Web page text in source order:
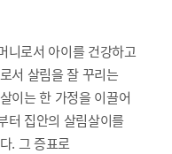
니로서 아이를 건강하고
서 살림을 잘 꾸리는
이는 한 가정을 이끌어
터 집안의 살림살이를
. 그 증표로